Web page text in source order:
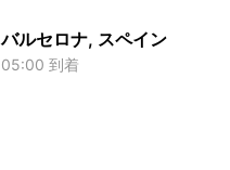
バルセロナ, スペイン
05:00 到着